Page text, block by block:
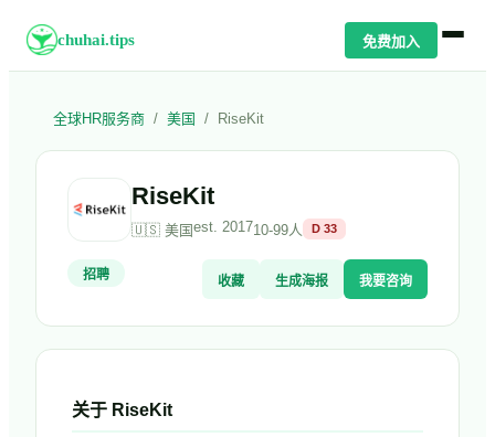
chuhai.tips 免费加入
全球HR服务商 / 美国 / RiseKit
RiseKit
🇺🇸 美国est. 201710-99人 D 33
招聘 收藏 生成海报 我要咨询
关于 RiseKit